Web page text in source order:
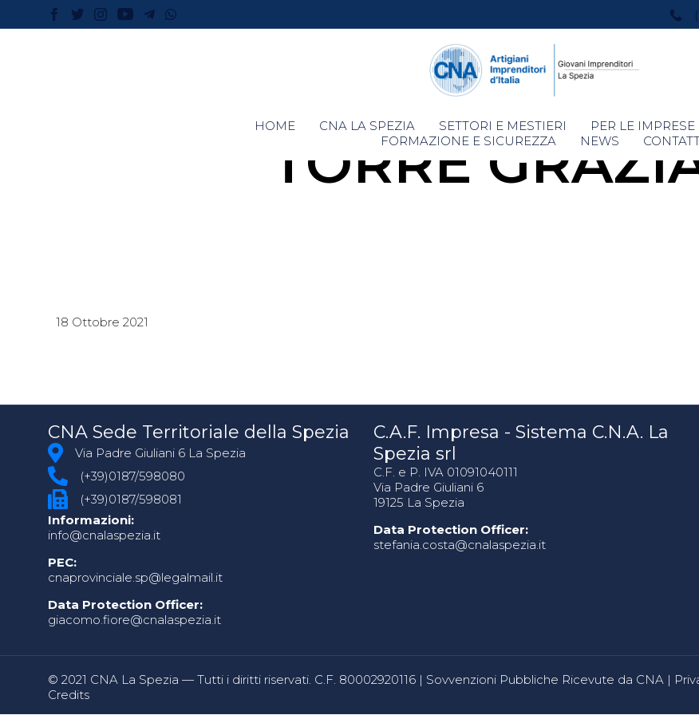
Skip
to
HOME CNA LA SPEZIA SETTORI E MESTIERI PER LE IMPRESE
FORMAZIONE E SICUREZZA
NEWS
TORRE
18 Ottobre 2021
CNA Sede Territoriale della Spezia
Via Padre Giuliani 6 La Spezia
(+39)0187/598080
(+39)0187/598081
Informazioni:
info@cnalaspezia.it
PEC:
cnaprovinciale.sp@legalmail.it
Data Protection Officer:
giacomo.fiore@cnalaspezia.it
C.A.F. Impresa - Sistema C.N.A. La
Spezia srl
C.F. e P. IVA 01091040111
Via Padre Giuliani 6
19125 La Spezia
Data Protection Officer:
stefania.costa@cnalaspezia.it
© 2021 CNA La Spezia — Tutti i diritti riservati. C.F. 80002920116 | Sovvenzioni Pubbliche Ricevute da CNA |
Credits